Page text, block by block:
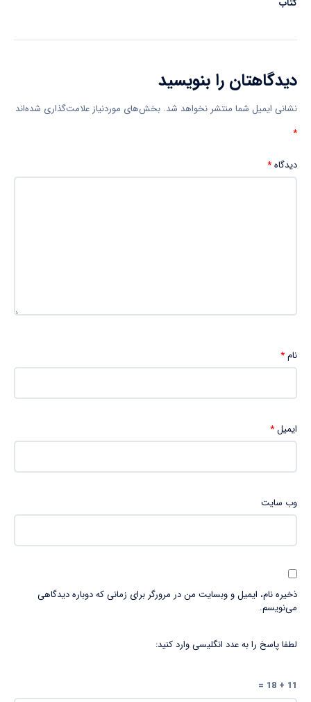
کتاب
دیدگاهتان را بنویسید
نشانی ایمیل شما منتشر نخواهد شد. بخش‌های موردنیاز علامت‌گذاری شده‌اند
*
دیدگاه*
نام*
ایمیل*
وب‌ سایت
ذخیره نام، ایمیل و وبسایت من در مرورگر برای زمانی که دوباره دیدگاهی
می‌نویسم.
لطفا پاسخ را به عدد انگلیسی وارد کنید:
11 + 18 =